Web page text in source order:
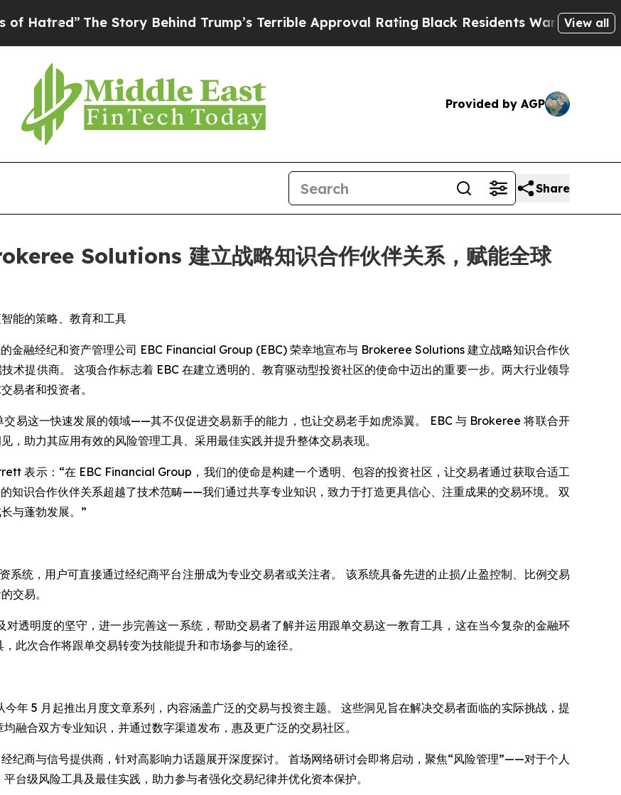
The Story Behind Trump’s Terrible Approval RatingBlack Residents Warned of AbusiveView all
Provided by AGP
Share
Solutions 建立战略知识合作伙伴关系，赋能全球
能的策略、教育和工具
金融经纪和资产管理公司 EBC Financial Group (EBC) 荣幸地宣布与 Brokeree Solutions 建立战略知识合作伙
术提供商。 这项合作标志着 EBC 在建立透明的、教育驱动型投资社区的使命中迈出的重要一步。两大行业领导
易者和投资者。
易这一快速发展的领域——其不仅促进交易新手的能力，也让交易老手如虎添翼。 EBC 与 Brokeree 将联合开
，助力其应用有效的风险管理工具、采用最佳实践并提升整体交易表现。
表示：“在 EBC Financial Group，我们的使命是构建一个透明、包容的投资社区，让交易者通过获取合适工
识合作伙伴关系超越了技术范畴——我们通过共享专业知识，致力于打造更具信心、注重成果的交易环境。 双
与蓬勃发展。”
统，用户可直接通过经纪商平台注册成为专业交易者或关注者。 该系统具备先进的止损/止盈控制、比例交易
交易。
透明度的坚守，进一步完善这一系统，帮助交易者了解并运用跟单交易这一教育工具，这在当今复杂的金融环
此次合作将跟单交易转变为技能提升和市场参与的途径。
年 5 月起推出月度文章系列，内容涵盖广泛的交易与投资主题。 这些洞见旨在解决交易者面临的实际挑战，提
融合双方专业知识，并通过数字渠道发布，惠及更广泛的交易社区。
纪商与信号提供商，针对高影响力话题展开深度探讨。 首场网络研讨会即将启动，聚焦“风险管理”——对于个人
台级风险工具及最佳实践，助力参与者强化交易纪律并优化资本保护。